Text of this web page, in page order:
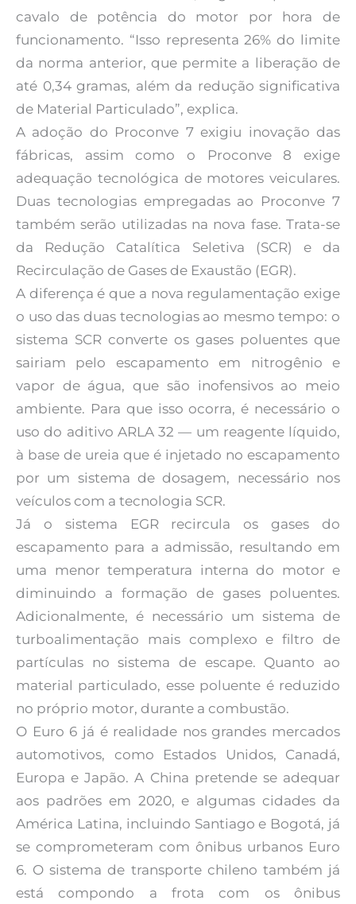
cavalo de potência do motor por hora de
funcionamento. “Isso representa 26% do limite
da norma anterior, que permite a liberação de
até 0,34 gramas, além da redução significativa
de Material Particulado”, explica.
A adoção do Proconve 7 exigiu inovação das
fábricas, assim como o Proconve 8 exige
adequação tecnológica de motores veiculares.
Duas tecnologias empregadas ao Proconve 7
também serão utilizadas na nova fase. Trata-se
da Redução Catalítica Seletiva (SCR) e da
Recirculação de Gases de Exaustão (EGR).
A diferença é que a nova regulamentação exige
o uso das duas tecnologias ao mesmo tempo: o
sistema SCR converte os gases poluentes que
sairiam pelo escapamento em nitrogênio e
vapor de água, que são inofensivos ao meio
ambiente. Para que isso ocorra, é necessário o
uso do aditivo ARLA 32 — um reagente líquido,
à base de ureia que é injetado no escapamento
por um sistema de dosagem, necessário nos
veículos com a tecnologia SCR.
Já o sistema EGR recircula os gases do
escapamento para a admissão, resultando em
uma menor temperatura interna do motor e
diminuindo a formação de gases poluentes.
Adicionalmente, é necessário um sistema de
turboalimentação mais complexo e filtro de
partículas no sistema de escape. Quanto ao
material particulado, esse poluente é reduzido
no próprio motor, durante a combustão.
O Euro 6 já é realidade nos grandes mercados
automotivos, como Estados Unidos, Canadá,
Europa e Japão. A China pretende se adequar
aos padrões em 2020, e algumas cidades da
América Latina, incluindo Santiago e Bogotá, já
se comprometeram com ônibus urbanos Euro
6. O sistema de transporte chileno também já
está compondo a frota com os ônibus